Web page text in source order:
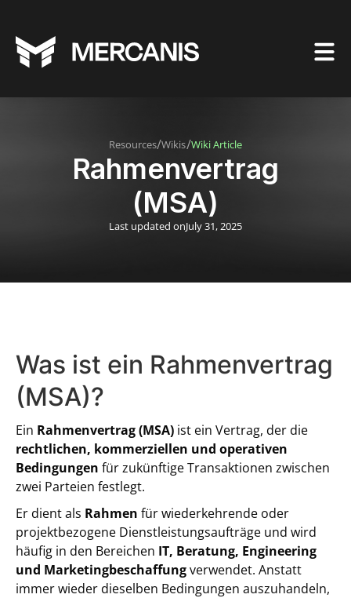
Resources/Wikis/Wiki Article
Rahmenvertrag
(MSA)
Last updated onJuly 31, 2025
Was ist ein Rahmenvertrag
(MSA)?
Ein Rahmenvertrag (MSA) ist ein Vertrag, der die
rechtlichen, kommerziellen und operativen
Bedingungen für zukünftige Transaktionen zwischen
zwei Parteien festlegt.
Er dient als Rahmen für wiederkehrende oder
projektbezogene Dienstleistungsaufträge und wird
häufig in den Bereichen IT, Beratung, Engineering
und Marketingbeschaffungverwendet. Anstatt
immer wieder dieselben Bedingungen auszuhandeln,